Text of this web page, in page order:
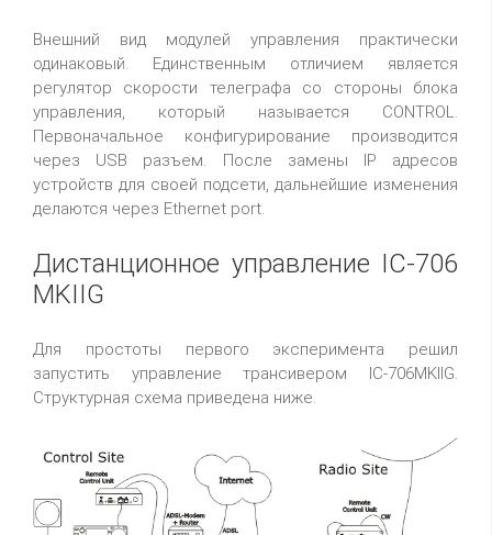
Внешний вид модулей управления практически
одинаковый. Единственным отличием является
регулятор скорости телеграфа со стороны блока
управления, который называется CONTROL.
Первоначальное конфигурирование производится
через USB разъем. После замены IP адресов
устройств для своей подсети, дальнейшие изменения
делаются через Ethernet port.
Дистанционное управление IC-706
MKIIG
Для простоты первого эксперимента решил
запустить управление трансивером IC-706MKIIG.
Структурная схема приведена ниже.